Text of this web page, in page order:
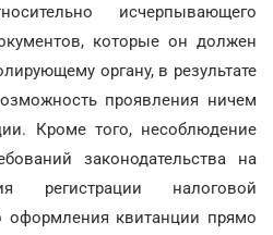
исчерпывающего
которые он должен
органу, в результате
проявления ничем
Кроме того, несоблюдение
законодательства на
регистрации налоговой
оформления квитанции прямо